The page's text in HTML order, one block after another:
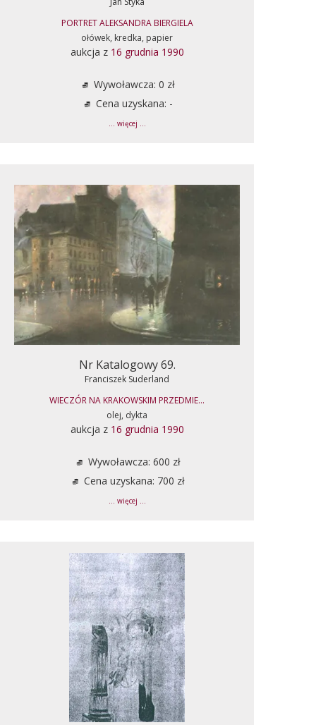
PORTRET ALEKSANDRA BIERGIELA
ołówek, kredka, papier
aukcja z 16 grudnia 1990
Wywoławcza: 0 zł
Cena uzyskana: -
... więcej ...
Nr Katalogowy 69.
Franciszek Suderland
WIECZÓR NA KRAKOWSKIM PRZEDMIE...
olej, dykta
aukcja z 16 grudnia 1990
Wywoławcza: 600 zł
Cena uzyskana: 700 zł
... więcej ...